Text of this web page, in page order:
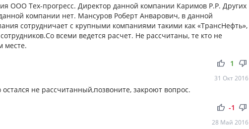
ООО Тех-прогресс. Директор данной компании Каримов Р.Р. Других
компании нет. Мансуров Роберт Анварович, в данной
сотрудничает с крупными компаниями такими как «ТрансНефть»,
всеми ведется расчет. Не рассчитаны, те кто не
месте.
thumb_up thumb_down
1
31 Окт 2016
остался не рассчитанный,позвоните, закроют вопрос.
thumb_up thumb_down
-1
28 Май 2016